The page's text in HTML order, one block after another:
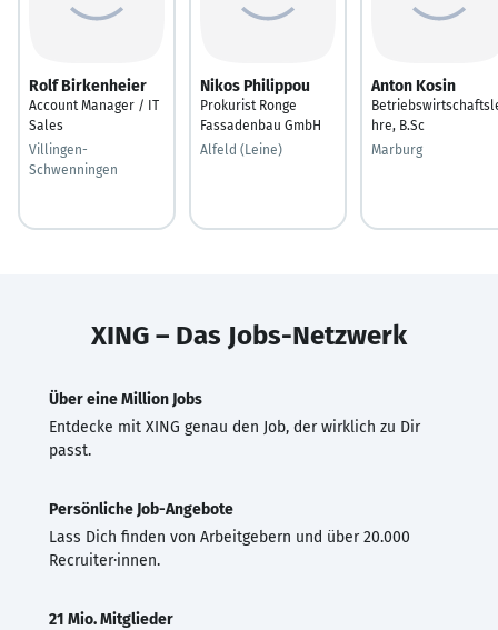
Rolf Birkenheier
Account Manager / IT
Sales
Villingen-
Schwenningen
Nikos Philippou
Prokurist Ronge
Fassadenbau GmbH
Alfeld (Leine)
Anton Kosin
hre, B.Sc
Marburg
XING – Das Jobs-Netzwerk
Über eine Million Jobs
Entdecke mit XING genau den Job, der wirklich zu Dir
passt.
Persönliche Job-Angebote
Lass Dich finden von Arbeitgebern und über 20.000
Recruiter·innen.
21 Mio. Mitglieder